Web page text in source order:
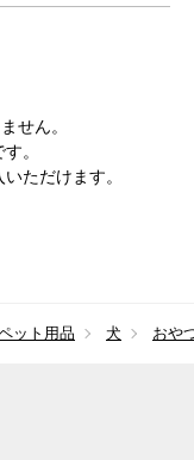
せん。
。
ただけます。
ット用品 犬 おや